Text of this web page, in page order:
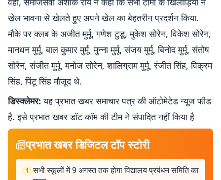
खेल भावना से खेलते हुए अपने खेल का बेहतरीन प्रदर्शन किया.
मौके पर क्लब के अजीत मुर्मू, गणेश टुडू, मुकेश सोरेन, विकेश सोरेन,
मानधन मुर्मू, बाल कुमार मुर्मू, मुन्ना मुर्मू, संजय मुर्मू, बिनोद मुर्मू, संतोष
सोरेन, संजीत मुर्मू, मनोज सोरेन, शालिग्राम मुर्मू, रंजीत सिंह, विक्रम
सिंह, पिंटू सिंह मौजूद थे.
डिस्क्लेमर: यह प्रभात खबर समाचार पत्र की ऑटोमेटेड न्यूज फीड
है. इसे प्रभात खबर डॉट कॉम की टीम ने संपादित नहीं किया है
प्रभात खबर डिजिटल टॉप स्टोरी
1 सभी स्कूलों में 9 अगस्त तक होगा विद्यालय प्रबंधन समिति का